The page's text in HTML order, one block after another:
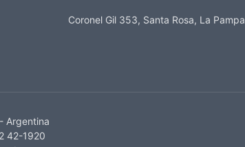
Coronel Gil 353, Santa Rosa, La Pampa
Argentina
42-1920